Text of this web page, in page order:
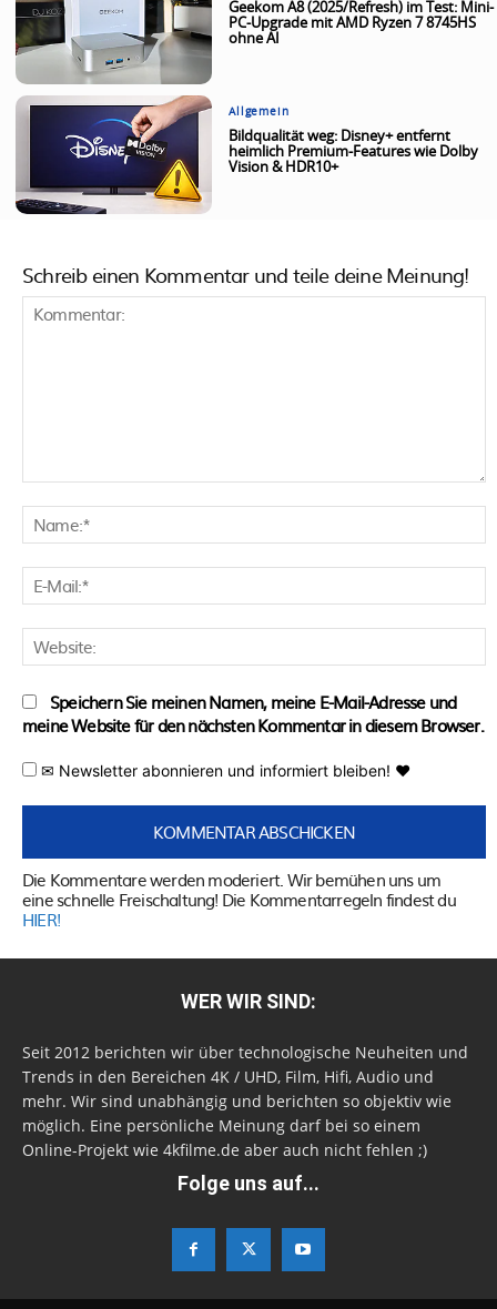
Geekom A8 (2025/Refresh) im Test: Mini-
PC-Upgrade mit AMD Ryzen 7 8745HS
ohne AI
Allgemein
Bildqualität weg: Disney+ entfernt
heimlich Premium-Features wie Dolby
Vision & HDR10+
Schreib einen Kommentar und teile deine Meinung!
Speichern Sie meinen Namen, meine E-Mail-Adresse und
meine Website für den nächsten Kommentar in diesem Browser.
✉ Newsletter abonnieren und informiert bleiben! ♥
Die Kommentare werden moderiert. Wir bemühen uns um
eine schnelle Freischaltung! Die Kommentarregeln findest du
HIER!
WER WIR SIND:
Seit 2012 berichten wir über technologische Neuheiten und
Trends in den Bereichen 4K / UHD, Film, Hifi, Audio und
mehr. Wir sind unabhängig und berichten so objektiv wie
möglich. Eine persönliche Meinung darf bei so einem
Online-Projekt wie 4kfilme.de aber auch nicht fehlen ;)
Folge uns auf...